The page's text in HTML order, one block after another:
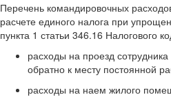
Перечень командировочных
расчете единого налога при
пункта 1 статьи 346.16 Налогового
расходы на проезд
обратно к месту постоянной
расходы на наем жилого